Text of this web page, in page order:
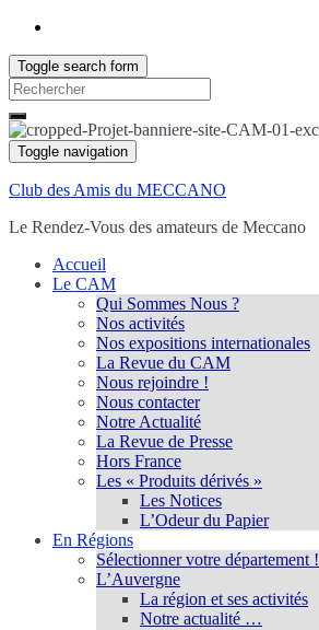
Toggle search form
Search
for:
Toggle navigation
Club des Amis du MECCANO
Le Rendez-Vous des amateurs de Meccano
Accueil
Le CAM
Qui Sommes Nous ?
Nos activités
Nos expositions internationales
La Revue du CAM
Nous rejoindre !
Nous contacter
Notre Actualité
La Revue de Presse
Hors France
Les « Produits dérivés »
Les Notices
L’Odeur du Papier
En Régions
Sélectionner votre département !
L’Auvergne
La région et ses activités
Notre actualité …